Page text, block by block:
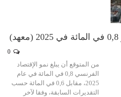
من المتوقع أن يبلغ نمو الإقتصاد
الفرنسي 0,8 في المائة في عام
2025، مقابل 0,6 في المائة حسب
التقديرات السابقة، وفقا لآخر